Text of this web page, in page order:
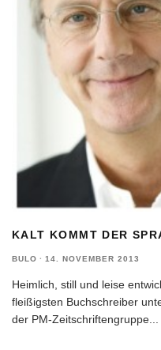
KALT KOMMT DER
BULO · 14. NOVEMBER 2013
Heimlich, still und leise
fleißigsten Buchschreiber
der PM-Zeitschriftengruppe